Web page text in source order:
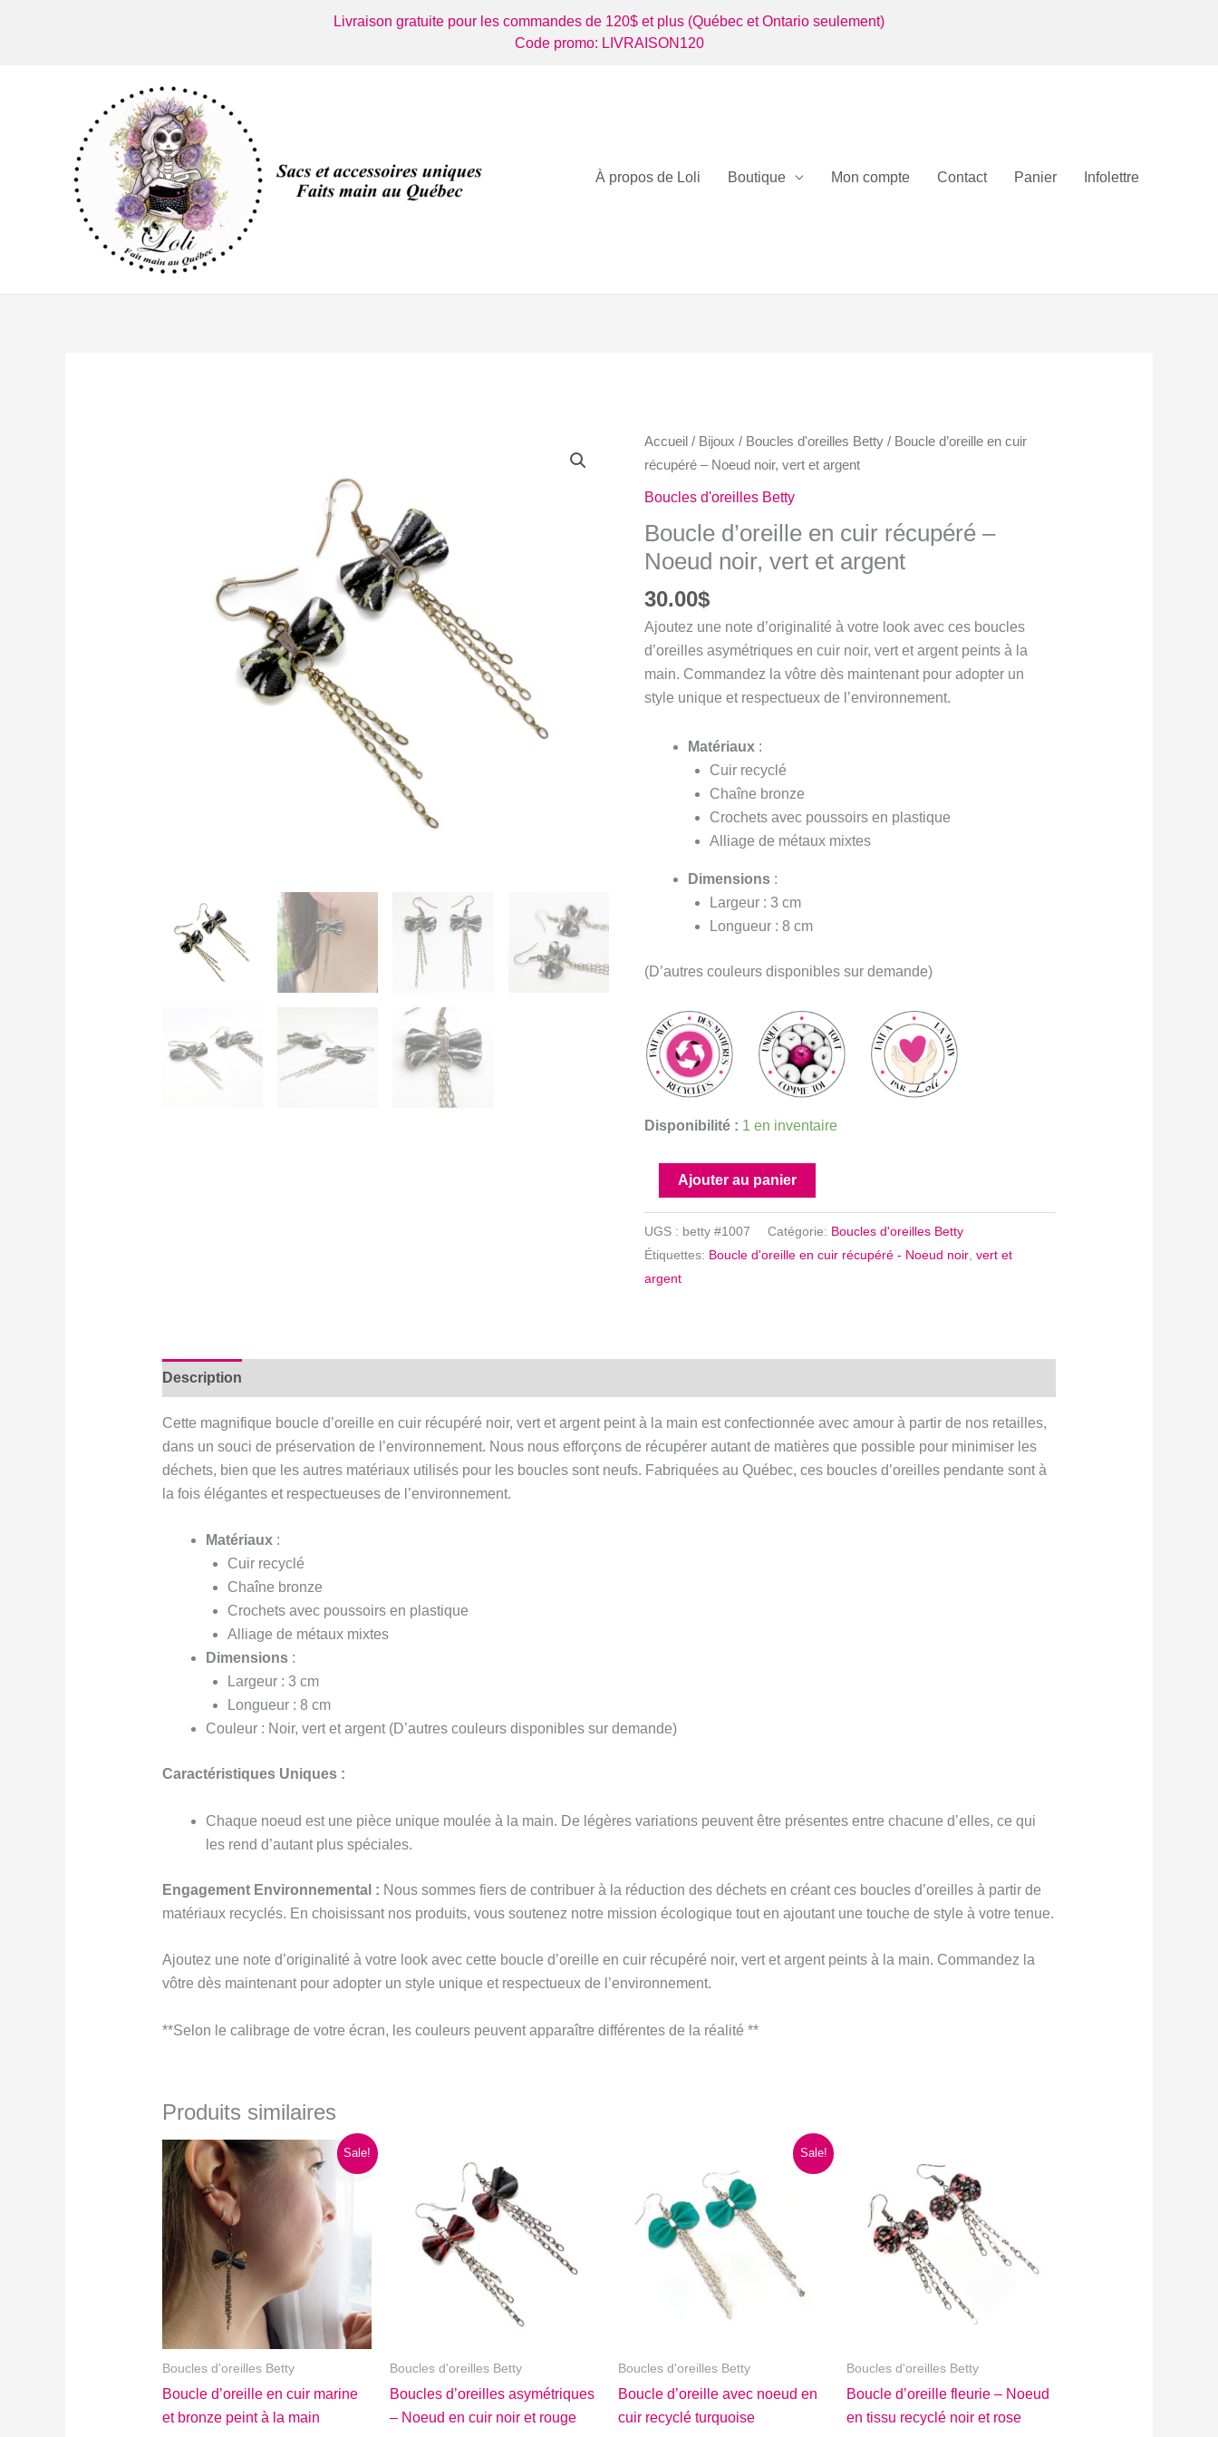
Livraison gratuite pour les commandes de 120$ et plus (Québec et Ontario seulement)
Code promo: LIVRAISON120
À propos de Loli Boutique Mon compte Contact Panier Infolettre
Accueil / Bijoux / Boucles d'oreilles Betty / Boucle d’oreille en cuir
récupéré – Noeud noir, vert et argent
Boucles d'oreilles Betty
Boucle d’oreille en cuir récupéré –
Noeud noir, vert et argent
30.00$
Ajoutez une note d’originalité à votre look avec ces boucles
d’oreilles asymétriques en cuir noir, vert et argent peints à la
main. Commandez la vôtre dès maintenant pour adopter un
style unique et respectueux de l’environnement.
Matériaux :
Cuir recyclé
Chaîne bronze
Crochets avec poussoirs en plastique
Alliage de métaux mixtes
Dimensions :
Largeur : 3 cm
Longueur : 8 cm
(D’autres couleurs disponibles sur demande)
Disponibilité : 1 en inventaire
quantité
de
d'oreille
Noeud
et
argent
Ajouter au panier
UGS : betty #1007 Catégorie: Boucles d'oreilles Betty
Étiquettes: Boucle d'oreille en cuir récupéré - Noeud noir ,vert et
argent
Description
Cette magnifique boucle d’oreille en cuir récupéré noir, vert et argent peint à la main est confectionnée avec amour à partir de nos retailles,
dans un souci de préservation de l’environnement. Nous nous efforçons de récupérer autant de matières que possible pour minimiser les
déchets, bien que les autres matériaux utilisés pour les boucles sont neufs. Fabriquées au Québec, ces boucles d’oreilles pendante sont à
la fois élégantes et respectueuses de l’environnement.
Matériaux:
Cuir recyclé
Chaîne bronze
Crochets avec poussoirs en plastique
Alliage de métaux mixtes
Dimensions:
Largeur : 3 cm
Longueur : 8 cm
Couleur : Noir, vert et argent (D’autres couleurs disponibles sur demande)
Caractéristiques Uniques :
Chaque noeud est une pièce unique moulée à la main. De légères variations peuvent être présentes entre chacune d’elles, ce qui
les rend d’autant plus spéciales.
Engagement Environnemental : Nous sommes fiers de contribuer à la réduction des déchets en créant ces boucles d’oreilles à partir de
matériaux recyclés. En choisissant nos produits, vous soutenez notre mission écologique tout en ajoutant une touche de style à votre tenue.
Ajoutez une note d’originalité à votre look avec cette boucle d’oreille en cuir récupéré noir, vert et argent peints à la main. Commandez la
vôtre dès maintenant pour adopter un style unique et respectueux de l’environnement.
**Selon le calibrage de votre écran, les couleurs peuvent apparaître différentes de la réalité **
Produits similaires
Sale!
Boucles d'oreilles Betty
Boucle d’oreille en cuir marine
et bronze peint à la main
Boucles d'oreilles Betty
Boucles d’oreilles asymétriques
– Noeud en cuir noir et rouge
Sale!
Boucles d'oreilles Betty
Boucle d’oreille avec noeud en
cuir recyclé turquoise
Boucles d'oreilles Betty
Boucle d’oreille fleurie – Noeud
en tissu recyclé noir et rose